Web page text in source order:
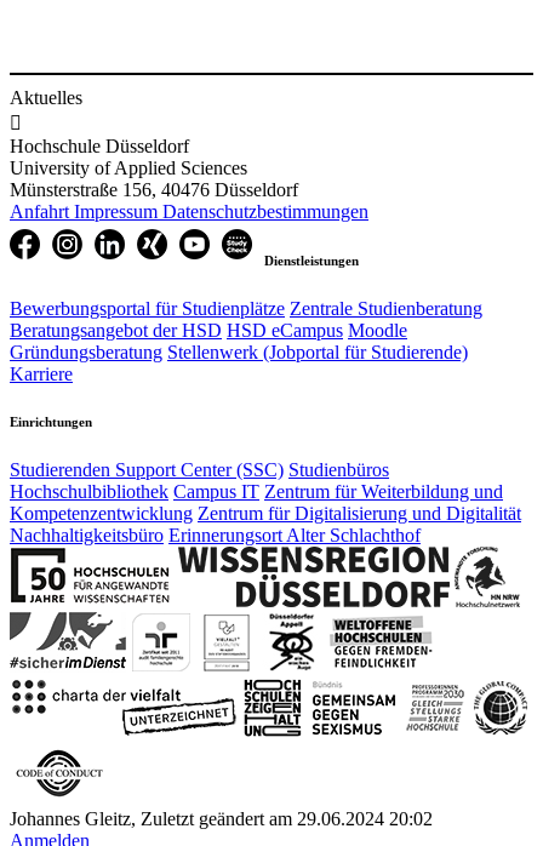
Aktuelles

Hochschule Düsseldorf
University of Applied Sciences
Münsterstraße 156, 40476 Düsseldorf
Anfahrt Impressum Datenschutzbestimmungen
Dienstleistungen
Bewerbungsportal für Studienplätze Zentrale Studienberatung
Beratungsangebot der HSD HSD eCampus Moodle
Gründungsberatung Stellenwerk (Jobportal für Studierende)
Karriere
Einrichtungen
Studierenden Support Center (SSC) Studienbüros
Hochschulbibliothek Campus IT Zentrum für Weiterbildung und
Kompetenzentwicklung Zentrum für Digitalisierung und Digitalität
Nachhaltigkeitsbüro Erinnerungsort Alter Schlachthof
Johannes Gleitz, Zuletzt geändert am 29.06.2024 20:02
Anmelden